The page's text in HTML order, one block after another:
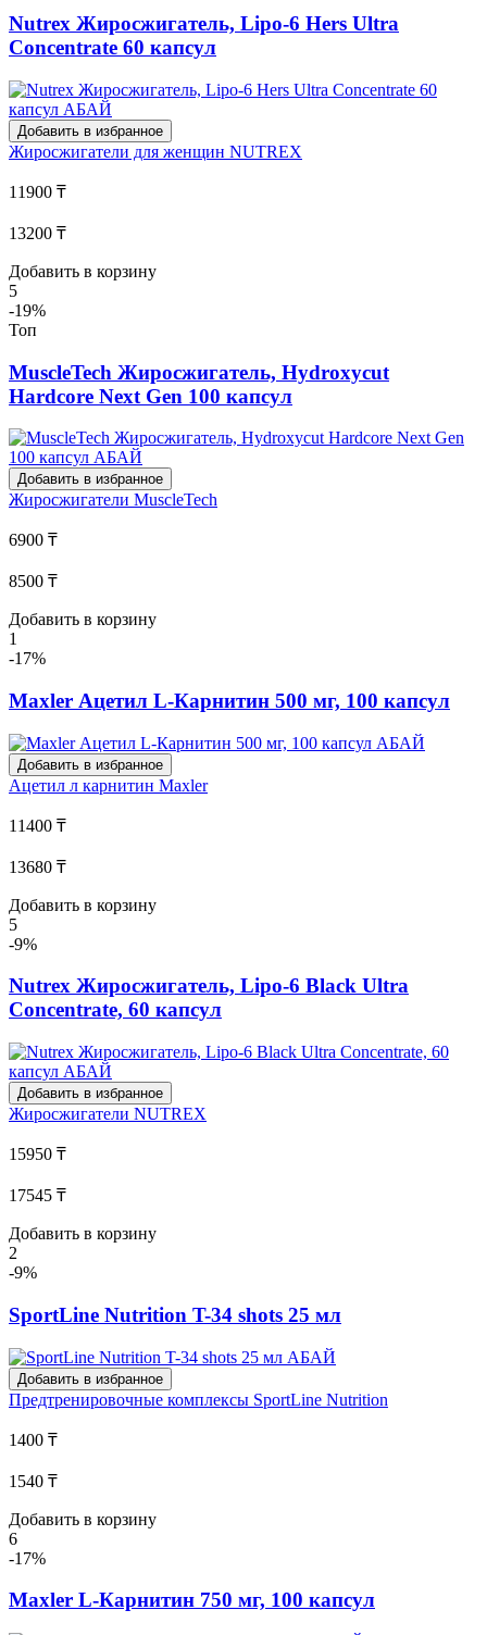
Nutrex Жиросжигатель, Lipo-6 Hers Ultra
Concentrate 60 капсул
Добавить в избранное
Жиросжигатели для женщин NUTREX
11900 ₸
13200 ₸
Добавить в корзину
5
-19%
Топ
MuscleTech Жиросжигатель, Hydroxycut
Hardcore Next Gen 100 капсул
Добавить в избранное
Жиросжигатели MuscleTech
6900 ₸
8500 ₸
Добавить в корзину
1
-17%
Maxler Ацетил L-Карнитин 500 мг, 100 капсул
Добавить в избранное
Ацетил л карнитин Maxler
11400 ₸
13680 ₸
Добавить в корзину
5
-9%
Nutrex Жиросжигатель, Lipo-6 Black Ultra
Concentrate, 60 капсул
Добавить в избранное
Жиросжигатели NUTREX
15950 ₸
17545 ₸
Добавить в корзину
2
-9%
SportLine Nutrition T-34 shots 25 мл
Добавить в избранное
Предтренировочные комплексы SportLine Nutrition
1400 ₸
1540 ₸
Добавить в корзину
6
-17%
Maxler L-Карнитин 750 мг, 100 капсул